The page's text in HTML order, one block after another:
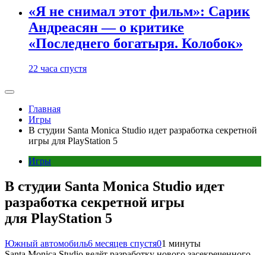
«Я не снимал этот фильм»: Сарик
Андреасян — о критике
«Последнего богатыря. Колобок»
22 часа спустя
Главная
Игры
В студии Santa Monica Studio идет разработка секретной
игры для PlayStation 5
Игры
В студии Santa Monica Studio идет
разработка секретной игры
для PlayStation 5
Южный автомобиль6 месяцев спустя01 минуты